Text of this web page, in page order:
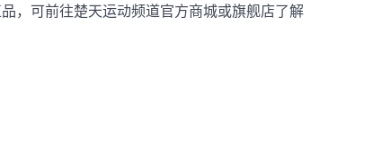
，可前往楚天运动频道官方商城或旗舰店了解